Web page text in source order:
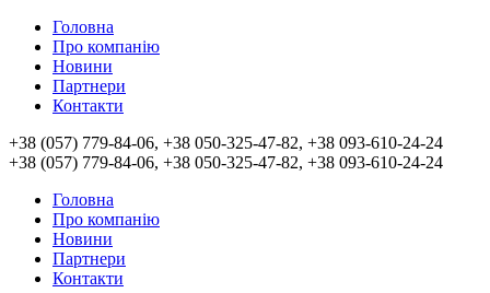
Головна
Про компанію
Новини
Партнери
Контакти
+38 (057) 779-84-06, +38 050-325-47-82, +38 093-610-24-24
+38 (057) 779-84-06, +38 050-325-47-82, +38 093-610-24-24
Головна
Про компанію
Новини
Партнери
Контакти